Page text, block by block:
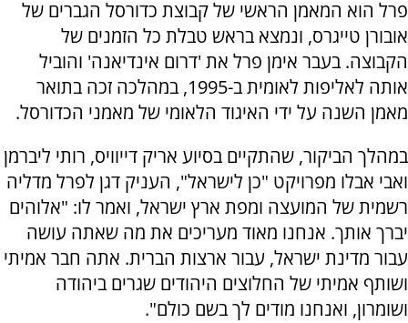
פרל הוא המאמן הראשי של קבוצת כדורסל הגברים של
אובורן טייגרס, ונמצא בראש טבלת כל הזמנים של
הקבוצה. בעבר אימן פרל את 'דרום אינדיאנה' והוביל
אותה לאליפות לאומית ב-1995, במהלכה זכה בתואר
מאמן השנה על ידי האיגוד הלאומי של מאמני הכדורסל.
במהלך הביקור, שהתקיים בסיוע אריק דייוויס, רותי ליברמן
ואבי אבלו מפרויקט "כן לישראל", העניק דגן לפרל מדליה
רשמית של המועצה ומפת ארץ ישראל, ואמר לו: "אלוהים
יברך אותך. אנחנו מאוד מעריכים את מה שאתה עושה
עבור מדינת ישראל, עבור ארצות הברית. אתה חבר אמיתי
ושותף אמיתי של החלוצים היהודים שגרים ביהודה
ושומרון, ואנחנו מודים לך בשם כולם".